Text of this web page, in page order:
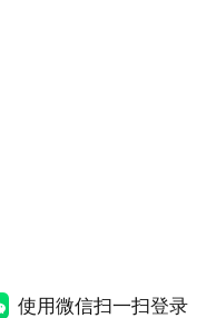
使用微信扫一扫登录